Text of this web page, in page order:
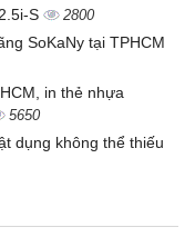
S
2800
SoKaNy tại TPHCM
in thẻ nhựa
5650
dụng không thể thiếu